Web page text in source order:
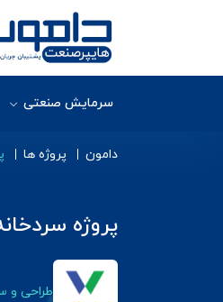
سرمایش صنعتی
دامون پروژه ها
پروژه
طراحی و